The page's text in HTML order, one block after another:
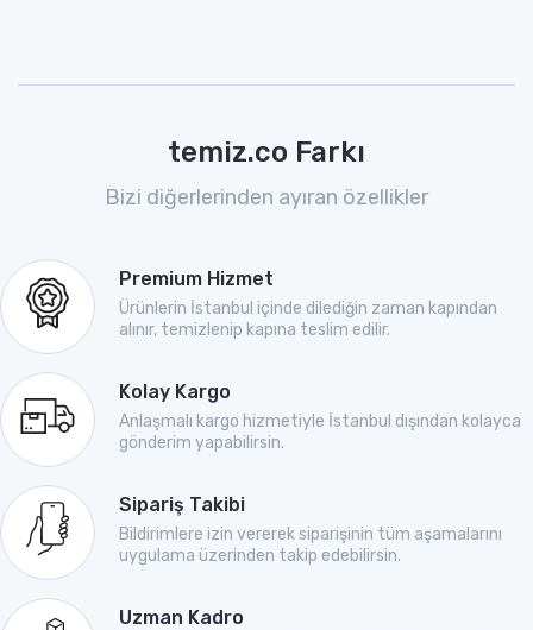
temiz.co Farkı
Bizi diğerlerinden ayıran özellikler
Premium Hizmet
Ürünlerin İstanbul içinde dilediğin zaman kapından
alınır, temizlenip kapına teslim edilir.
Kolay Kargo
Anlaşmalı kargo hizmetiyle İstanbul dışından kolayca
gönderim yapabilirsin.
Sipariş Takibi
Bildirimlere izin vererek siparişinin tüm aşamalarını
uygulama üzerinden takip edebilirsin.
Uzman Kadro